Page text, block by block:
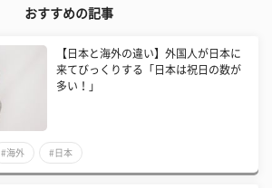
おすすめの記事
【日本と海外の違い】外国人が日本に
来てびっくりする「日本は祝日の数が
多い！」
#海外 #日本